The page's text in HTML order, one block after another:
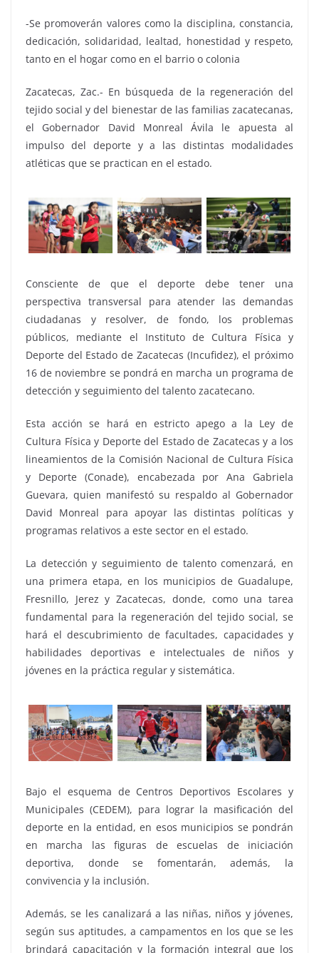
-Se promoverán valores como la disciplina, constancia,
dedicación, solidaridad, lealtad, honestidad y respeto,
tanto en el hogar como en el barrio o colonia
Zacatecas, Zac.- En búsqueda de la regeneración del
tejido social y del bienestar de las familias zacatecanas,
el Gobernador David Monreal Ávila le apuesta al
impulso del deporte y a las distintas modalidades
atléticas que se practican en el estado.
Consciente de que el deporte debe tener una
perspectiva transversal para atender las demandas
ciudadanas y resolver, de fondo, los problemas
públicos, mediante el Instituto de Cultura Física y
Deporte del Estado de Zacatecas (Incufidez), el próximo
16 de noviembre se pondrá en marcha un programa de
detección y seguimiento del talento zacatecano.
Esta acción se hará en estricto apego a la Ley de
Cultura Física y Deporte del Estado de Zacatecas y a los
lineamientos de la Comisión Nacional de Cultura Física
y Deporte (Conade), encabezada por Ana Gabriela
Guevara, quien manifestó su respaldo al Gobernador
David Monreal para apoyar las distintas políticas y
programas relativos a este sector en el estado.
La detección y seguimiento de talento comenzará, en
una primera etapa, en los municipios de Guadalupe,
Fresnillo, Jerez y Zacatecas, donde, como una tarea
fundamental para la regeneración del tejido social, se
hará el descubrimiento de facultades, capacidades y
habilidades deportivas e intelectuales de niños y
jóvenes en la práctica regular y sistemática.
Bajo el esquema de Centros Deportivos Escolares y
Municipales (CEDEM), para lograr la masificación del
deporte en la entidad, en esos municipios se pondrán
en marcha las figuras de escuelas de iniciación
deportiva, donde se fomentarán, además, la
convivencia y la inclusión.
Además, se les canalizará a las niñas, niños y jóvenes,
según sus aptitudes, a campamentos en los que se les
brindará capacitación y la formación integral que los